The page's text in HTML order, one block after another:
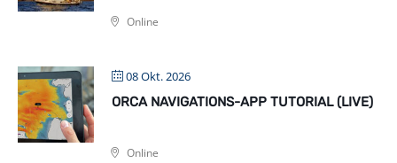
Online
08 Okt. 2026
ORCA NAVIGATIONS-APP TUTORIAL (LIVE)
Online